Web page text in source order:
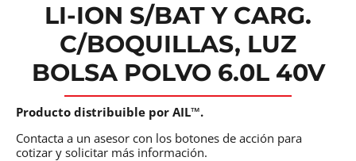
LI-ION S/BAT Y CARG.
C/BOQUILLAS, LUZ
BOLSA POLVO 6.0L 40V
Producto distribuible por AIL™.
Contacta a un asesor con los botones de acción para
cotizar y solicitar más información.